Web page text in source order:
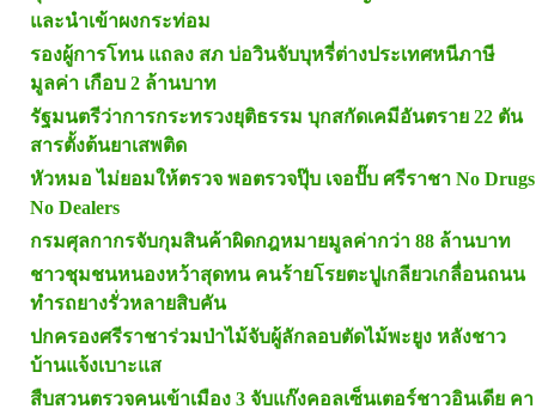
และนำเข้าผงกระท่อม
รองผู้การโทน แถลง สภ บ่อวินจับบุหรี่ต่างประเทศหนีภาษี
มูลค่า เกือบ 2 ล้านบาท
รัฐมนตรีว่าการกระทรวงยุติธรรม บุกสกัดเคมีอันตราย 22 ตัน
สารตั้งต้นยาเสพติด
หัวหมอ ไม่ยอมให้ตรวจ พอตรวจปุ๊บ เจอปั๊บ ศรีราชา No Drugs
No Dealers
กรมศุลกากรจับกุมสินค้าผิดกฎหมายมูลค่ากว่า 88 ล้านบาท
ชาวชุมชนหนองหว้าสุดทน คนร้ายโรยตะปูเกลียวเกลื่อนถนน
ทำรถยางรั่วหลายสิบคัน
ปกครองศรีราชาร่วมป่าไม้จับผู้ลักลอบตัดไม้พะยูง หลังชาว
บ้านแจ้งเบาะแส
สืบสวนตรวจคนเข้าเมือง 3 จับแก๊งคอลเซ็นเตอร์ชาวอินเดีย คา